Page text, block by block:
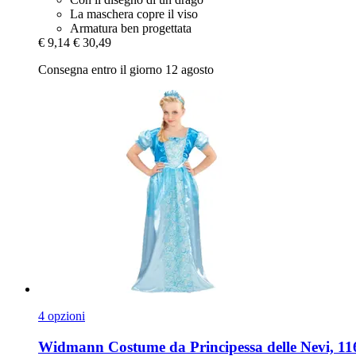
La maschera copre il viso
Armatura ben progettata
€ 9,14 € 30,49
Consegna entro il giorno 12 agosto
4 opzioni
Widmann Costume da Principessa delle Nevi,